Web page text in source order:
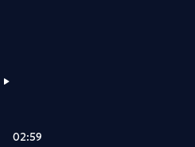
02:59